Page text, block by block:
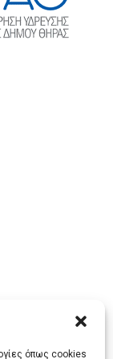
όπως cookies